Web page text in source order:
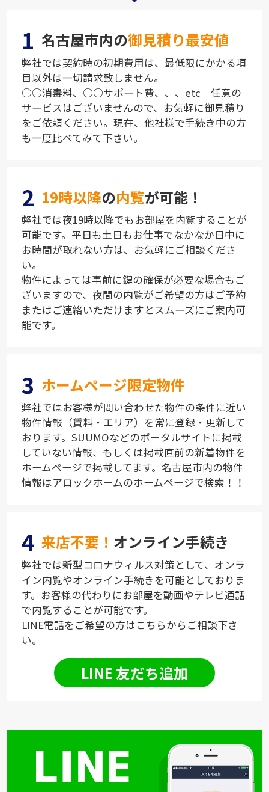
1 名古屋市内の御見積り最安値
弊社では契約時の初期費用は、最低限にかかる項
目以外は一切請求致しません。
○○消毒料、○○サポート費、、、etc 任意の
サービスはございませんので、お気軽に御見積り
をご依頼ください。現在、他社様で手続き中の方
も一度比べてみて下さい。
2 19時以降の内覧が可能！
弊社では夜19時以降でもお部屋を内覧することが
可能です。平日も土日もお仕事でなかなか日中に
お時間が取れない方は、お気軽にご相談くださ
い。
物件によっては事前に鍵の確保が必要な場合もご
ざいますので、夜間の内覧がご希望の方はご予約
またはご連絡いただけますとスムーズにご案内可
能です。
3 ホームページ限定物件
弊社ではお客様が問い合わせた物件の条件に近い
物件情報（賃料・エリア）を常に登録・更新して
おります。SUUMOなどのポータルサイトに掲載
していない情報、もしくは掲載直前の新着物件を
ホームページで掲載してます。名古屋市内の物件
情報はアロックホームのホームページで検索！！
4 来店不要！ オンライン手続き
弊社では新型コロナウィルス対策として、オンラ
イン内覧やオンライン手続きを可能としておりま
す。お客様の代わりにお部屋を動画やテレビ通話
で内覧することが可能です。
LINE電話をご希望の方はこちらからご相談下さ
い。
LINE 友だち追加